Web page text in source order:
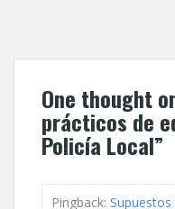
One thought
prácticos de
Policí­a Local”
Pingback: